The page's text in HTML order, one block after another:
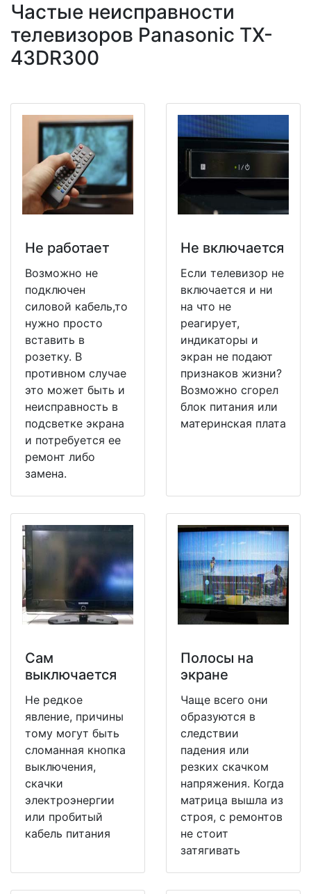
Частые неисправности
телевизоров Panasonic TX-
43DR300
Не работает
Возможно не
подключен
силовой кабель,то
нужно просто
вставить в
розетку. В
противном случае
это может быть и
неисправность в
подсветке экрана
и потребуется ее
ремонт либо
замена.
Не включается
Если телевизор не
включается и ни
на что не
реагирует,
индикаторы и
экран не подают
признаков жизни?
Возможно сгорел
блок питания или
материнская плата
Сам
выключается
Не редкое
явление, причины
тому могут быть
сломанная кнопка
выключения,
скачки
электроэнергии
или пробитый
кабель питания
Полосы на
экране
Чаще всего они
образуются в
следствии
падения или
резких скачком
напряжения. Когда
матрица вышла из
строя, с ремонтов
не стоит
затягивать